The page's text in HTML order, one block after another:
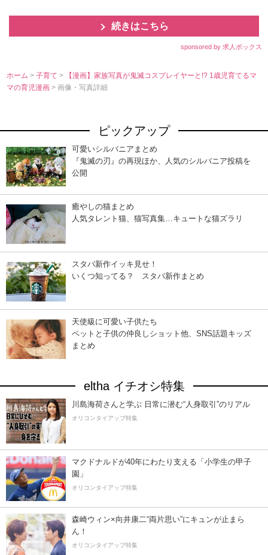
続きはこちら
sponsored by 求人ボックス
ホーム >子育て>
【漫画】家族写真が鬼滅コスプレイヤーと!? 1歳児育てるマ
マの育児漫画> 画像・写真詳細
ピックアップ
可愛いシルバニアまとめ
『鬼滅の刃』の再現ほか、人気のシルバニア投稿を
公開
癒やしの猫まとめ
人気タレント猫、猫写真集…キュートな猫ズラリ
スタバ新作イッキ見せ！
いくつ知ってる？ スタバ新作まとめ
天使級に可愛い子供たち
ペットと子供の仲良しショット他、SNS話題キッズ
まとめ
eltha イチオシ特集
川島海荷さんと学ぶ 日常に潜む“人身取引”のリアル
オリコンタイアップ特集
マクドナルドが40年にわたり支える「小学生の甲子
園」
オリコンタイアップ特集
森崎ウィン×向井康二“両片思い”にキュンが止まら
ん！
オリコンタイアップ特集